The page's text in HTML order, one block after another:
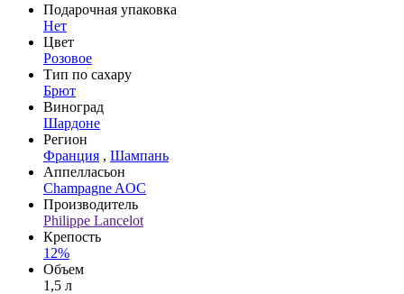
Подарочная упаковка
Нет
Цвет
Розовое
Тип по сахару
Брют
Виноград
Шардоне
Регион
Франция , Шампань
Аппелласьон
Champagne AOC
Производитель
Philippe Lancelot
Крепость
12%
Объем
1,5 л